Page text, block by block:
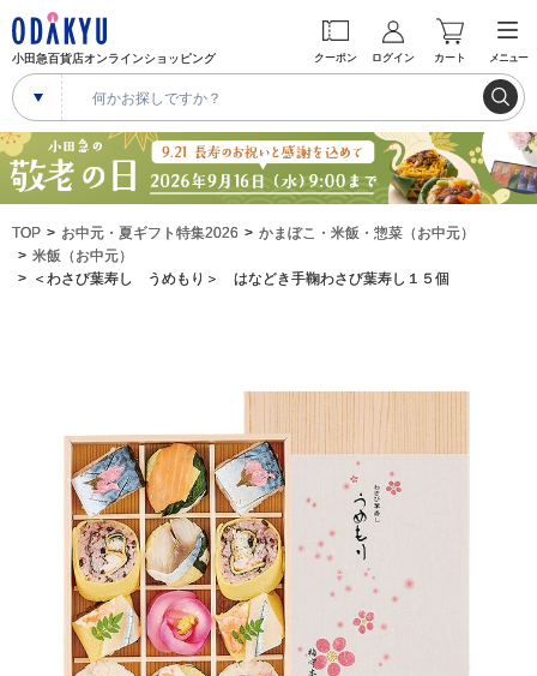
小田急百貨店オンラインショッピング クーポン ログイン カート メニュー
TOP お中元・夏ギフト特集2026
かまぼこ・米飯・惣菜（お中元）
米飯（お中元）
＜わさび葉寿し うめもり＞ はなどき手鞠わさび葉寿し１５個